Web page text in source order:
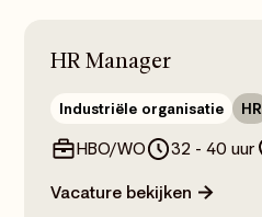
HR Manager
Industriële organisatie HR
HBO/WO 32 - 40 uur
Vacature bekijken